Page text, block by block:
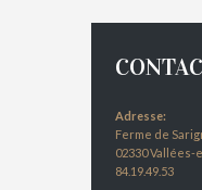
Adresse:
Ferme de
02330 Vallées-
84.19.49.53